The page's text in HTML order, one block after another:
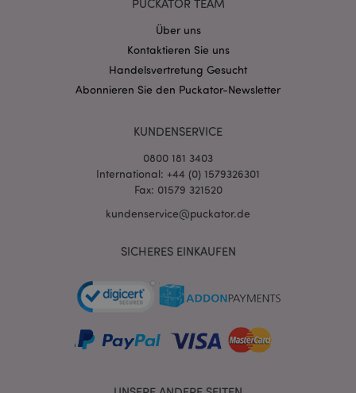
PUCKATOR TEAM
Über uns
Kontaktieren Sie uns
Handelsvertretung Gesucht
Abonnieren Sie den Puckator-Newsletter
KUNDENSERVICE
0800 181 3403
International: +44 (0) 1579326301
Fax: 01579 321520
kundenservice@puckator.de
SICHERES EINKAUFEN